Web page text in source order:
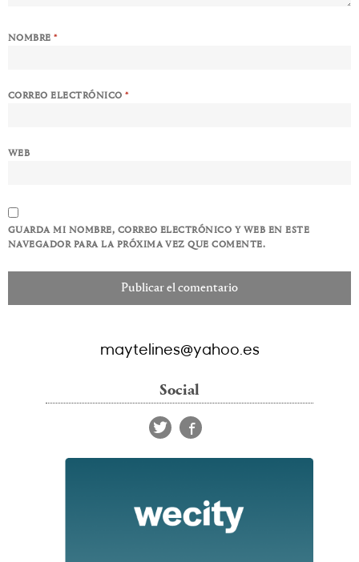
NOMBRE*
CORREO ELECTRÓNICO*
WEB
GUARDA MI NOMBRE, CORREO ELECTRÓNICO Y WEB EN ESTE
NAVEGADOR PARA LA PRÓXIMA VEZ QUE COMENTE.
maytelines@yahoo.es
Social